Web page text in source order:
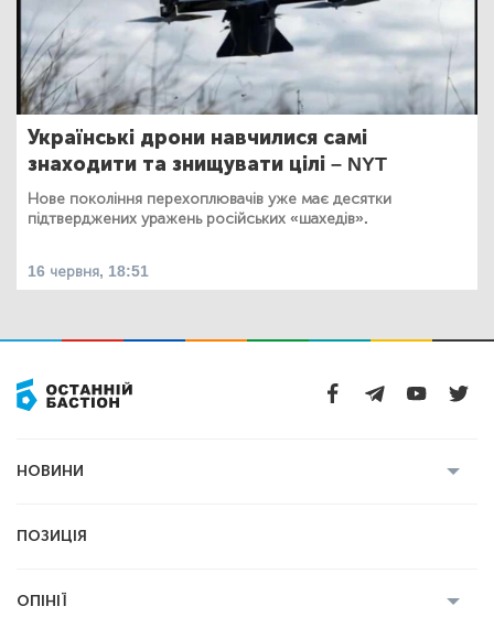
Українські дрони навчилися самі
знаходити та знищувати цілі – NYT
Нове покоління перехоплювачів уже має десятки
підтверджених уражень російських «шахедів».
16 червня, 18:51
НОВИНИ
Економіка
ПОЗИЦІЯ
ОПІНІЇ